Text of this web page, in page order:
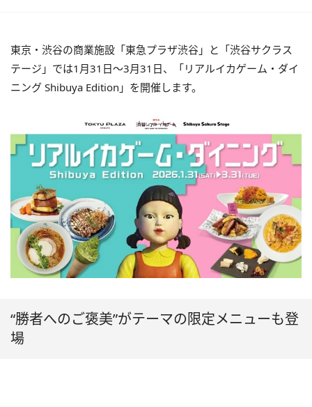
東京・渋谷の商業施設「東急プラザ渋谷」と「渋谷サクラス
テージ」では1月31日～3月31日、「リアルイカゲーム・ダイ
ニング Shibuya Edition」を開催します。
“勝者へのご褒美”がテーマの限定メニューも登
場